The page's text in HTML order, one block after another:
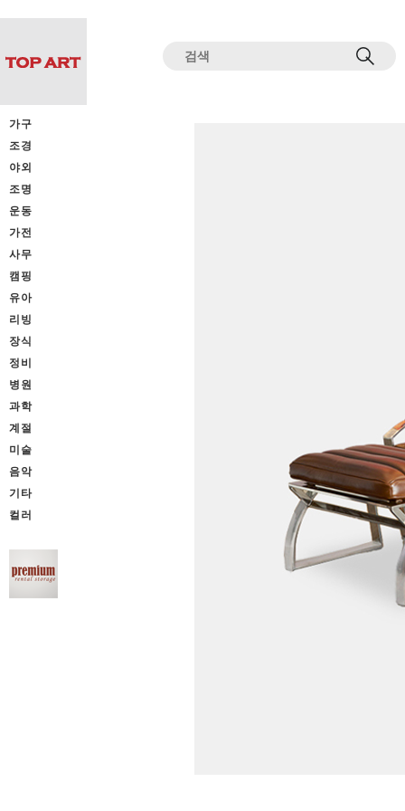
가구
조경
야외
조명
운동
가전
사무
캠핑
유아
리빙
장식
정비
병원
과학
계절
미술
음악
기타
컬러